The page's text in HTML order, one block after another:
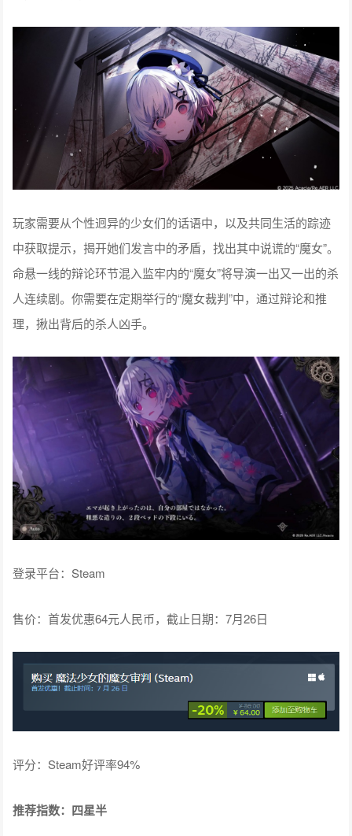
玩家需要从个性迥异的少女们的话语中，以及共同生活的踪迹
中获取提示，揭开她们发言中的矛盾，找出其中说谎的“魔女”。
命悬一线的辩论环节混入监牢内的“魔女”将导演一出又一出的杀
人连续剧。你需要在定期举行的“魔女裁判”中，通过辩论和推
理，揪出背后的杀人凶手。
登录平台：Steam
售价：首发优惠64元人民币，截止日期：7月26日
评分：Steam好评率94%
推荐指数：四星半